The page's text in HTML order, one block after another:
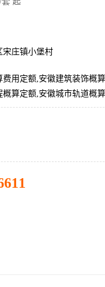
宋庄镇小堡村
费用定额,安徽建筑装饰概
概算定额,安徽城市轨道概